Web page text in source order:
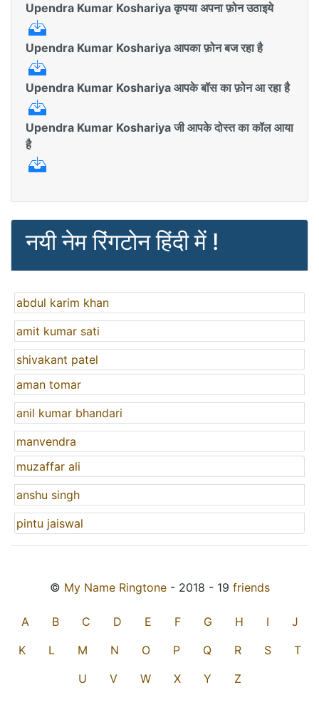
Upendra Kumar Koshariya कृपया अपना फ़ोन उठाइये
Upendra Kumar Koshariya आपका फ़ोन बज रहा है
Upendra Kumar Koshariya आपके बॉस का फ़ोन आ रहा है
Upendra Kumar Koshariya जी आपके दोस्त का कॉल आया
है
नयी नेम रिंगटोन हिंदी में !
abdul karim khan
amit kumar sati
shivakant patel
aman tomar
anil kumar bhandari
manvendra
muzaffar ali
anshu singh
pintu jaiswal
© My Name Ringtone- 2018 - 19 friends
A B C D E F G H I
J
K
L M N O P Q R S
T
U
V W X Y Z